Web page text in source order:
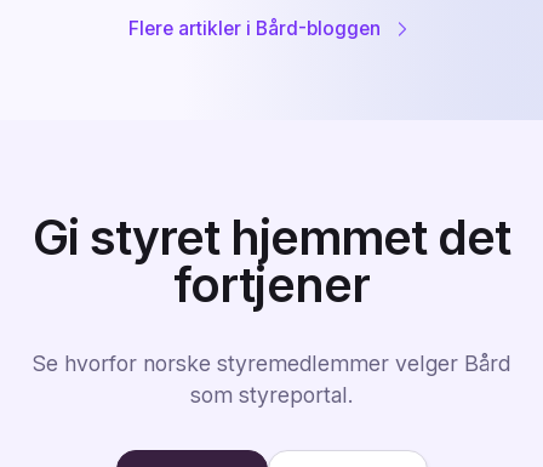
Flere artikler i Bård-bloggen
Gi styret hjemmet det
fortjener
Se hvorfor norske styremedlemmer velger Bård
som styreportal.